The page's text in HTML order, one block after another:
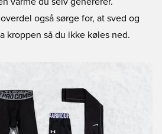
også sørge for, at sved og
kroppen så du ikke køles ned.